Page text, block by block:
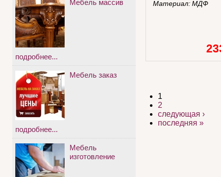
Материал:МДФ
1
2
следующая ›
последняя »
Мебель массив
подробнее...
Мебель заказ
подробнее...
Мебель
изготовление